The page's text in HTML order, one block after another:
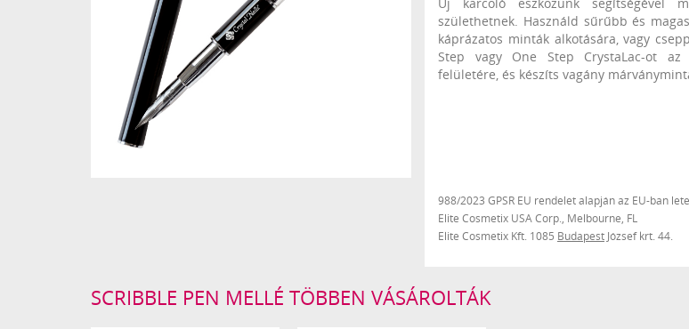
születhetnek. Használd sűrűbb és
káprázatos minták alkotására, vagy
Step vagy One Step CrystaLac-ot
felületére, és készíts vagány
988/2023 GPSR EU rendelet alapján az EU-ban
Elite Cosmetix USA Corp., Melbourne, FL
Elite Cosmetix Kft. 1085 Budapest József krt. 44.
SCRIBBLE PEN MELLÉ TÖBBEN VÁSÁROLTÁK